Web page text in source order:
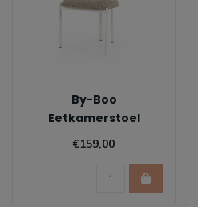
By-Boo
Eetkamerstoel
Daybreak
€159,00